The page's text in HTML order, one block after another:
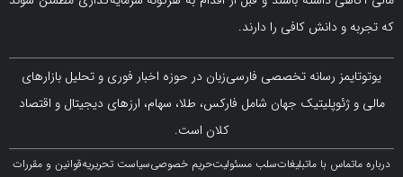
دانش کافی را دارند.
رسانه تخصصی فارسی‌زبان در حوزه اخبار فوری و تحلیل بازارهای
جهان شامل فارکس، طلا، سهام، ارزهای دیجیتال و اقتصاد
با ما تبلیغاتسلب مسئولیتحریم خصوصیسیاست تحریریهقوانین و مقررات